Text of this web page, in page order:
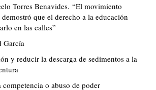
Torres Benavides. “El movimiento
que el derecho a la educación
en las calles”
García
y reducir la descarga de sedimentos a la
competencia o abuso de poder